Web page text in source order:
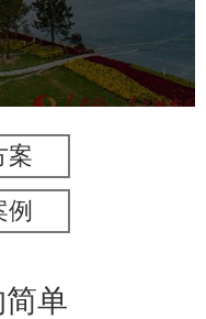
智慧公园
垃圾桶
案
单